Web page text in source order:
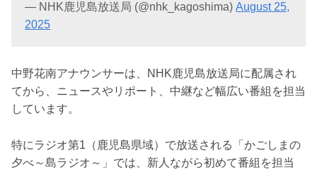
— NHK鹿児島放送局 (@nhk_kagoshima)August 25,
2025
中野花南アナウンサーは、NHK鹿児島放送局に配属され
てから、ニュースやリポート、中継など幅広い番組を担当
しています。
特にラジオ第1（鹿児島県域）で放送される「かごしまの
夕べ～島ラジオ～」では、新人ながら初めて番組を担当